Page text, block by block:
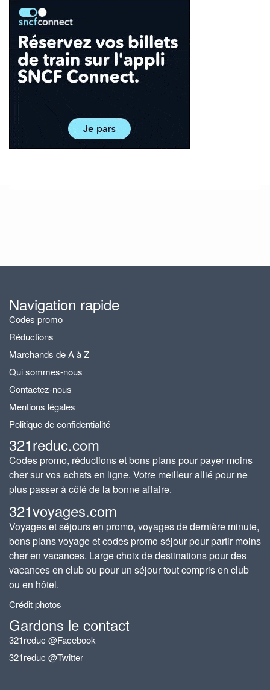
Navigation rapide
Codes promo
Réductions
Marchands de A à Z
Qui sommes-nous
Contactez-nous
Mentions légales
Politique de confidentialité
321reduc.com
Codes promo, réductions et bons plans pour payer moins
cher sur vos achats en ligne. Votre meilleur allié pour ne
plus passer à côté de la bonne affaire.
321voyages.com
Voyages et séjours en promo, voyages de dernière minute,
bons plans voyage et codes promo séjour pour partir moins
cher en vacances. Large choix de destinations pour des
vacances en club ou pour un séjour tout compris en club
ou en hôtel.
Crédit photos
Gardons le contact
321reduc @Facebook
321reduc @Twitter